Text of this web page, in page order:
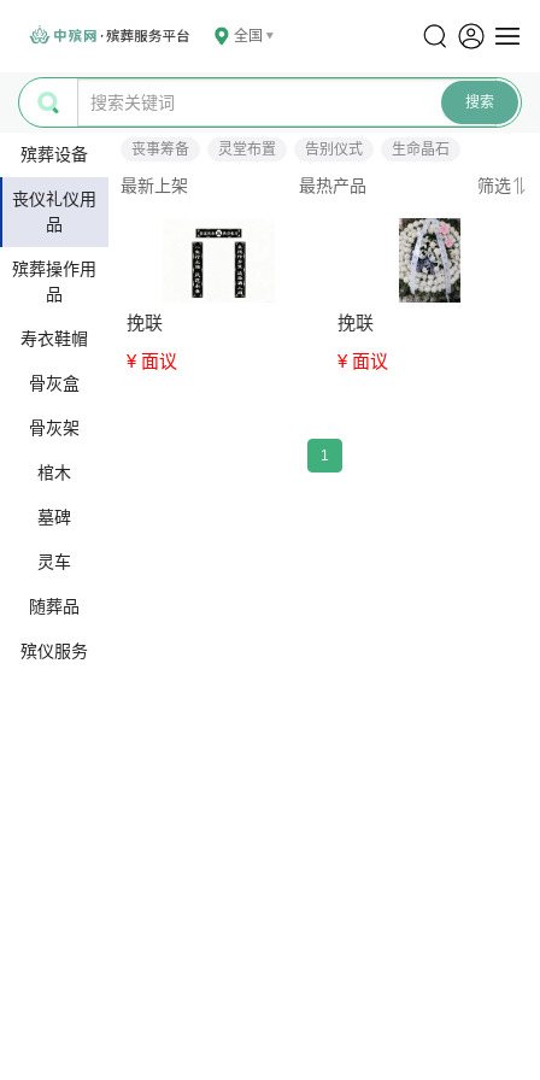
全国
殡葬设备
丧仪礼仪用
品
殡葬操作用
品
寿衣鞋帽
骨灰盒
骨灰架
棺木
墓碑
灵车
随葬品
殡仪服务
丧事筹备 灵堂布置 告别仪式 生命晶石
最新上架 最热产品 筛选
挽联
¥ 面议
挽联
¥ 面议
1